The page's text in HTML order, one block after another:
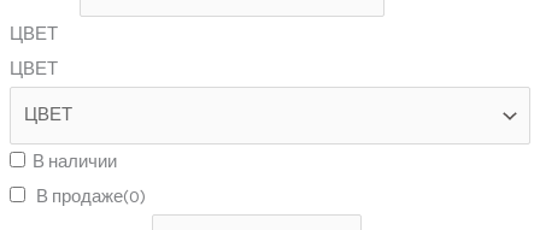
ЦВЕТ
ЦВЕТ
В наличии
В продаже(0)